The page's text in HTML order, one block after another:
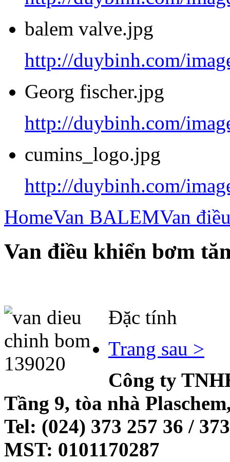
balem valve.jpg
http://duybinh.com/
Georg fischer.jpg
http://duybinh.com/
cumins_logo.jpg
http://duybinh.com/
HomeVan BALEMVan
Van điều khiển bơm
Đặc tính
Trang sau >
Công ty
Tầng 9, tòa nhà
Tel: (024) 373 257 36 /
MST: 0101170287